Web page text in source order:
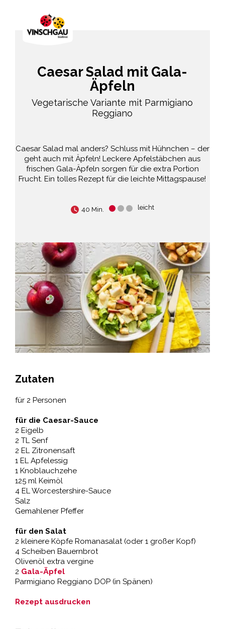
Caesar Salad mit Gala-
Äpfeln
Vegetarische Variante mit Parmigiano
Reggiano
Caesar Salad mal anders? Schluss mit Hühnchen – der
geht auch mit Äpfeln! Leckere Apfelstäbchen aus
frischen Gala-Äpfeln sorgen für die extra Portion
Frucht. Ein tolles Rezept für die leichte Mittagspause!
40 Min. leicht
Zutaten
für 2 Personen
für die Caesar-Sauce
2 Eigelb
2 TL Senf
2 EL Zitronensaft
1 EL Apfelessig
1 Knoblauchzehe
125 ml Keimöl
4 EL Worcestershire-Sauce
Salz
Gemahlener Pfeffer
für den Salat
2 kleinere Köpfe Romanasalat (oder 1 großer Kopf)
4 Scheiben Bauernbrot
Olivenöl extra vergine
2 Gala-Äpfel
Parmigiano Reggiano DOP (in Spänen)
Rezept ausdrucken